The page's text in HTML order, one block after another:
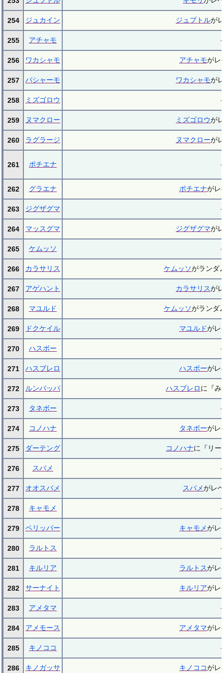
254 ジュカイン ジュプトルが
255 アチャモ -
256 ワカシャモ アチャモがレ
257 バシャーモ ワカシャモが
258 ミズゴロウ -
259 ヌマクロー ミズゴロウが
260 ラグラージ ヌマクローが
261 ポチエナ -
262 グラエナ ポチエナがレ
263 ジグザグマ -
264 マッスグマ ジグザグマが
265 ケムッソ -
266 カラサリス ケムッソがランダ
267 アゲハント カラサリスが
268 マユルド ケムッソがランダ
269 ドクケイル マユルドがレ
270 ハスボー -
271 ハスブレロ ハスボーがレ
272 ルンパッパ ハスブレロに『
273 タネボー -
274 コノハナ タネボーがレ
275 ダーテング コノハナに『リ
276 スバメ -
277 オオスバメ スバメがレ
278 キャモメ -
279 ペリッパー キャモメがレ
280 ラルトス -
281 キルリア ラルトスがレ
282 サーナイト キルリアがレ
283 アメタマ -
284 アメモース アメタマがレ
285 キノココ -
286 キノガッサ キノココがレ